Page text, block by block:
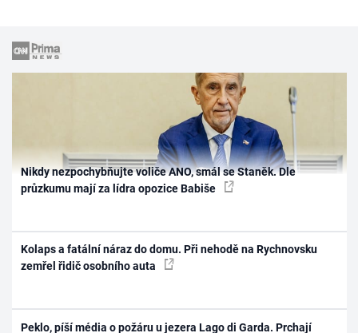
Nikdy nezpochybňujte voliče ANO, smál se Staněk. Dle
průzkumu mají za lídra opozice Babiše
Kolaps a fatální náraz do domu. Při nehodě na Rychnovsku
zemřel řidič osobního auta
Peklo, píší média o požáru u jezera Lago di Garda. Prchají